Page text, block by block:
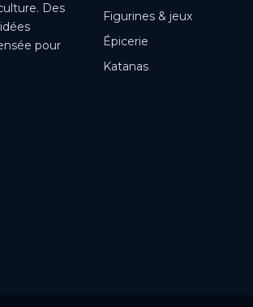
Des
pour
Figurines & jeux
Épicerie
Katanas